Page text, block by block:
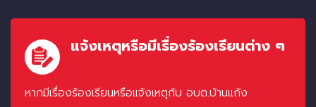
แจ้งเหตุหรือมีเรื่องร้องเรียนต่าง ๆ
หากมีเรื่องร้องเรียนหรือแจ้งเหตุกับ อบต.บ้านแก้ง